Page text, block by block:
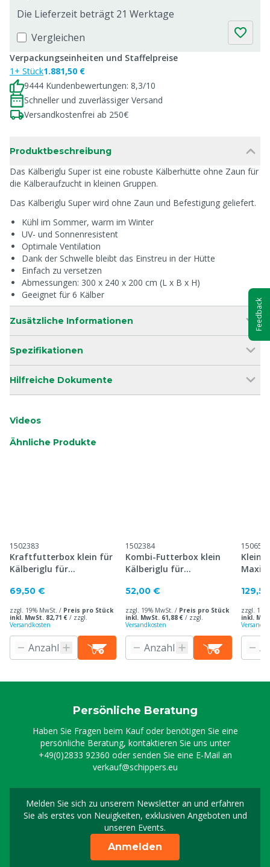
Die Lieferzeit beträgt 21 Werktage
Vergleichen
Verpackungseinheiten und Staffelpreise
1+ Stück1.881,50 €
9444 Kundenbewertungen: 8,3/10
Schneller und zuverlässiger Versand
Versandkostenfrei ab 250€
Produktbeschreibung
Das Kälberiglu Super ist eine robuste Kälberhütte ohne Zaun für
die Kälberaufzucht in kleinen Gruppen.
Das Kälberiglu Super wird ohne Zaun und Befestigung geliefert.
Kühl im Sommer, warm im Winter
UV- und Sonnenresistent
Optimale Ventilation
Dank der Schwelle bleibt das Einstreu in der Hütte
Einfach zu versetzen
Abmessungen: 300 x 240 x 200 cm (L x B x H)
Geeignet für 6 Kälber
Zusätzliche Informationen
Spezifikationen
Hilfreiche Dokumente
Videos
Ähnliche Produkte
1502383
Kraftfutterbox klein für
Kälberiglu für
69,50 €
zzgl. 19% MwSt. / Preis pro Stück
inkl. MwSt. 82,71 € / zzgl.
Versandkosten
1502384
Kombi-Futterbox klein
Kälberiglu für
52,00 €
zzgl. 19% MwSt. / Preis pro Stück
inkl. MwSt. 61,88 € / zzgl.
Versandkosten
1506510
Maxi
zzgl.
inkl.
Persönliche Beratung
Haben Sie Fragen beim Kauf oder benötigen Sie eine
persönliche Beratung, kontaktieren Sie uns unter
+49(0)2833 92360 oder senden Sie eine E-Mail an
verkauf@schippers.eu
Melden Sie sich zu unserem Newsletter an und erfahren
Sie als erstes von Neuigkeiten, exklusiven Angeboten und
unseren Events.
Melden Sie sich für
Anmelden
Feedback